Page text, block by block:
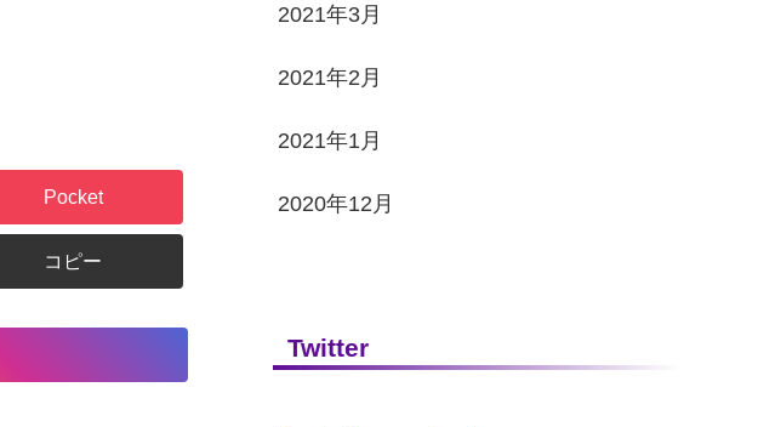
Pocket
コピー
2021年3月
2021年2月
2021年1月
2020年12月
Twitter